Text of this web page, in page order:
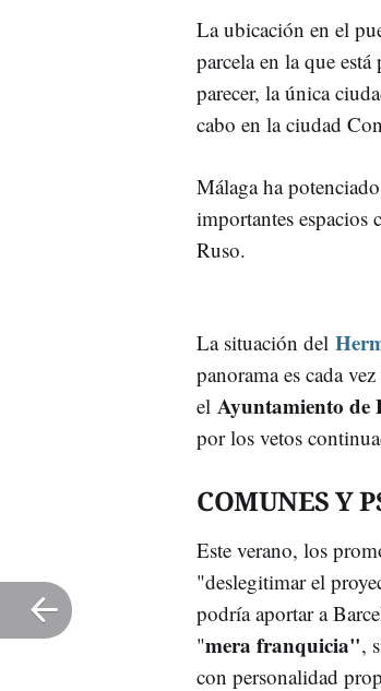
La ubicación en el
parcela en la que
parecer, la única
cabo en la ciudad
Málaga ha
importantes
Ruso.
La situación del
panorama es cada
el Ayuntamiento de
por los vetos
COMUNES Y
Este verano, los
"deslegitimar el
podría aportar a
"mera franquicia",
con personalidad